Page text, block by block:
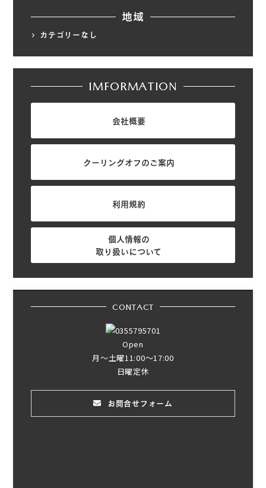
地域
カテゴリーなし
IMFORMATION
会社概要
クーリングオフのご案内
利用規約
個人情報の
取り扱いについて
CONTACT
Open
月～土曜11:00～17:00
日曜定休
お問合せフォーム